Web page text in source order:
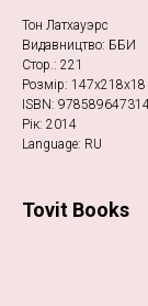
Тон Латхауэрс
Видавництво: ББИ
Стор.: 221
Розмір: 147х218х18
ISBN:
Рік: 2014
Language: RU
Tovit Books